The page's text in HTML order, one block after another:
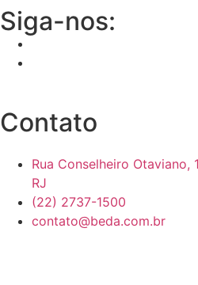
Siga-nos:
Contato
Rua Conselheiro
RJ
(22) 2737-1500
contato@beda.com.br